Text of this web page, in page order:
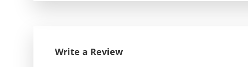
Write a Review